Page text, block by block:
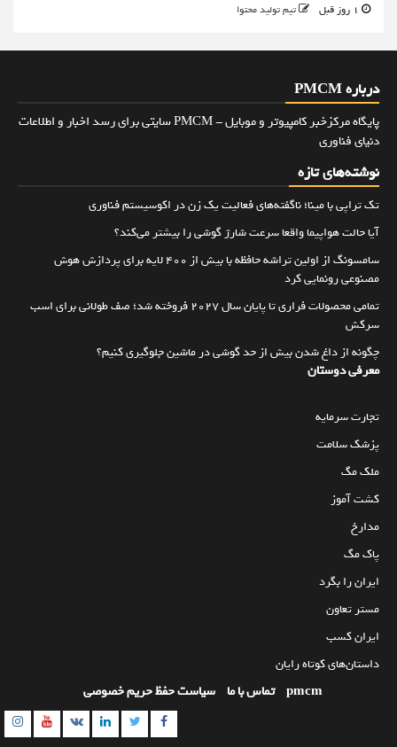
تیم تولید محتوا
درباره PMCM
پایگاه مرکزخبر کامپیوتر و موبایل - PMCM سایتی برای رسد اخبار و اطلاعات
دنیای فناوری
نوشته‌های تازه
تک تراپی با مینا؛ ناگفته‌های فعالیت یک زن در اکوسیستم فناوری
آیا حالت هواپیما واقعا سرعت شارژ گوشی را بیشتر می‌کند؟
سامسونگ از اولین تراشه حافظه با بیش از ۴۰۰ لایه برای پردازش هوش
مصنوعی رونمایی کرد
تمامی محصولات فراری تا پایان سال ۲۰۲۷ فروخته شد؛ صف طولانی برای اسب
سرکش
چگونه از داغ شدن بیش از حد گوشی در ماشین جلوگیری کنیم؟
معرفی دوستان
تجارت سرمایه
پزشک سلامت
ملک مگ
کشت آموز
مدارخ
پاک مگ
ایران را بگرد
مستر تعاون
ایران کسب
داستان‌های کوتاه رایان
pmcm تماس با ما سیاست حفظ حریم خصوصی
Facebook
Twitter
Linkedin
VK